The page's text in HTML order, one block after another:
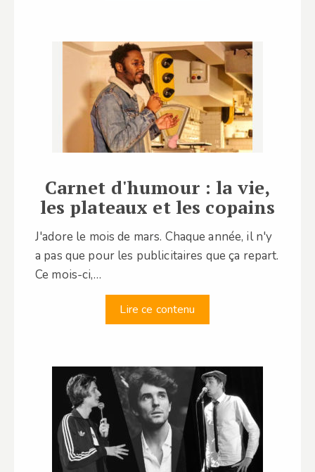
Carnet d'humour : la vie,
les plateaux et les copains
J'adore le mois de mars. Chaque année, il n'y
a pas que pour les publicitaires que ça repart.
Ce mois-ci,…
Lire ce contenu